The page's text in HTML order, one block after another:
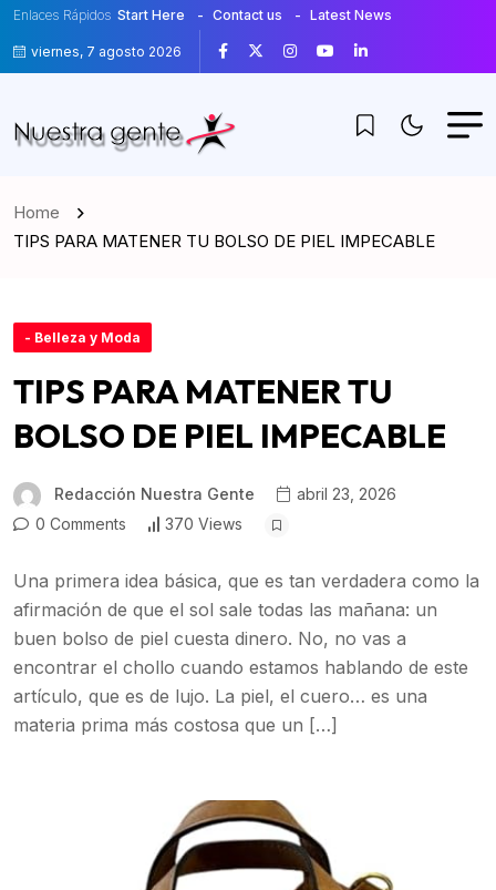
Enlaces Rápidos Start Here Contact us Latest News
viernes, 7 agosto 2026
Home
TIPS PARA MATENER TU BOLSO DE PIEL IMPECABLE
- Belleza y Moda
TIPS PARA MATENER TU
BOLSO DE PIEL IMPECABLE
Redacción Nuestra Gente
abril 23, 2026
0 Comments
370 Views
Una primera idea básica, que es tan verdadera como la
afirmación de que el sol sale todas las mañana: un
buen bolso de piel cuesta dinero. No, no vas a
encontrar el chollo cuando estamos hablando de este
artículo, que es de lujo. La piel, el cuero… es una
materia prima más costosa que un […]